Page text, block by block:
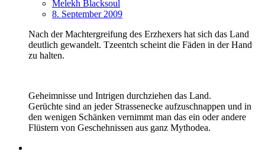
Melekh Blacksoul
8. September 2009
Nach der Machtergreifung des Erzhexers hat sich das Land
deutlich gewandelt. Tzeentch scheint die Fäden in der Hand
zu halten.
Geheimnisse und Intrigen durchziehen das Land.
Gerüchte sind an jeder Strassenecke aufzuschnappen und in
den wenigen Schänken vernimmt man das ein oder andere
Flüstern von Geschehnissen aus ganz Mythodea.